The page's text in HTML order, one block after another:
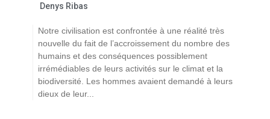
Denys Ribas
Notre civilisation est confrontée à une réalité très
nouvelle du fait de l’accroissement du nombre des
humains et des conséquences possiblement
irrémédiables de leurs activités sur le climat et la
biodiversité. Les hommes avaient demandé à leurs
dieux de leur...